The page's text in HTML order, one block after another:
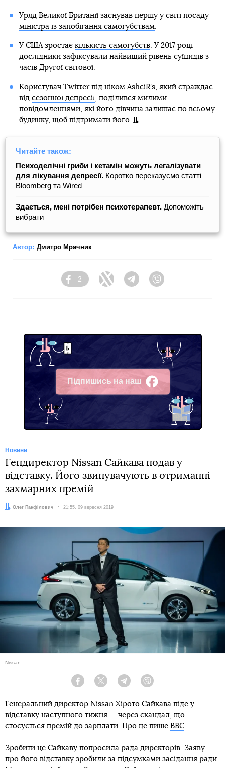
Уряд Великої Британії заснував першу у світі посаду
міністра із запобігання самогубствам
У США зростає кількість самогубств. У 2017 році
дослідники зафіксували найвищий рівень суїцидів з
часів Другої світової.
Користувач Twitter під ніком AshciR’s, який страждає
від сезонної депресії, поділився милими
повідомленнями, які його дівчина залишає по всьому
будинку, щоб підтримати його.
Читайте також:
Психоделічні гриби і кетамін можуть легалізувати
для лікування депресії. Коротко переказуємо статті
Bloomberg та Wired
Здається, мені потрібен психотерапевт. Допоможіть
вибрати
Автор: Дмитро Мрачник
Facebook
2
Twitter TelegramViber
Підпишись на наш
Facebook
Новини
Гендиректор Nissan Сайкава подав у
відставку. Його звинувачують в отриманні
захмарних премій
Автор:
Олег Панфілович Дата:
21:55, 09 вересня 2019
Nissan
Facebook Twitter Telegram
Генеральний директор Nissan Хірото Сайкава піде у
відставку наступного тижня — через скандал, що
стосується премій до зарплати. Про це пише ВВС
Зробити це Сайкаву попросила рада директорів. Заяву
про його відставку зробили за підсумками засідання ради